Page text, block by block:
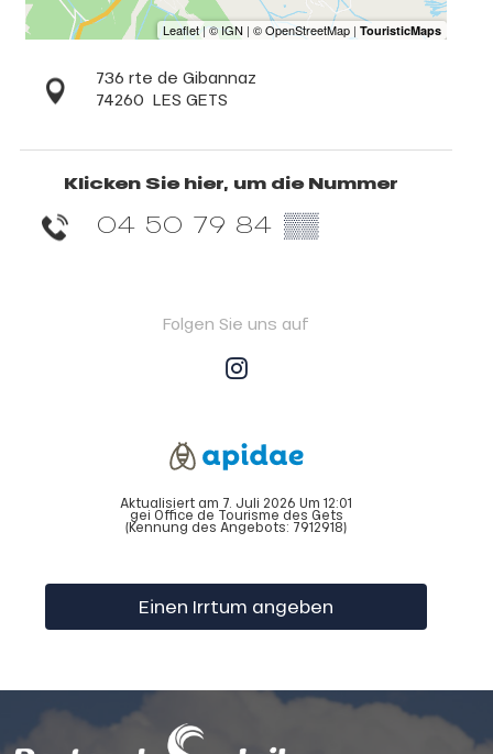
736 rte de Gibannaz
74260 LES GETS
Klicken Sie hier, um die Nummer
04 50 79 84 ▒▒
Folgen Sie uns auf
Aktualisiert am 7. Juli 2026 Um 12:01
gei Office de Tourisme des Gets
(Kennung des Angebots: 7912918)
Einen Irrtum angeben